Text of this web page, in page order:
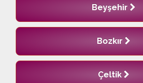
Beyşehir
Bozkır
Çeltik